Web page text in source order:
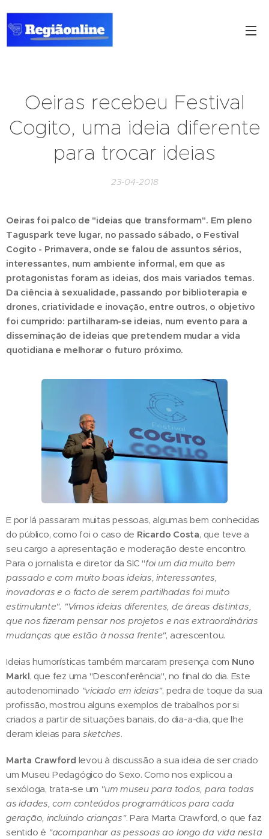
Oeiras recebeu Festival
Cogito, uma ideia diferente
para trocar ideias
23-04-2018
Oeiras foi palco de "ideias que transformam". Em pleno
Taguspark teve lugar, no passado sábado, o Festival
Cogito - Primavera, onde se falou de assuntos sérios,
interessantes, num ambiente informal, em que as
protagonistas foram as ideias, dos mais variados temas.
Da ciência à sexualidade, passando por biblioterapia e
drones, criatividade e inovação, entre outros, o objetivo
foi cumprido: partilharam-se ideias, num evento para a
disseminação de ideias que pretendem mudar a vida
quotidiana e melhorar o futuro próximo.
E por lá passaram muitas pessoas, algumas bem conhecidas
do público, como foi o caso de Ricardo Costa, que teve a
seu cargo a apresentação e moderação deste encontro.
Para o jornalista e diretor da SIC "foi um dia muito bem
passado e com muito boas ideias, interessantes,
inovadoras e o facto de serem partilhadas foi muito
estimulante". "Vimos ideias diferentes, de áreas distintas,
que nos fizeram pensar nos projetos e nas extraordinárias
mudanças que estão à nossa frente", acrescentou.
Ideias humorísticas também marcaram presença com Nuno
Markl, que fez uma "Desconferência", no final do dia. Este
autodenominado "viciado em ideias", pedra de toque da sua
profissão, mostrou alguns exemplos de trabalhos por si
criados a partir de situações banais, do dia-a-dia, que lhe
deram ideias para sketches.
Marta Crawford levou à discussão a sua ideia de ser criado
um Museu Pedagógico do Sexo. Como nos explicou a
sexóloga, trata-se um "um museu para todos, para todas
as idades, com conteúdos programáticos para cada
geração, incluindo crianças". Para Marta Crawford, o que faz
sentido é "acompanhar as pessoas ao longo da vida nesta